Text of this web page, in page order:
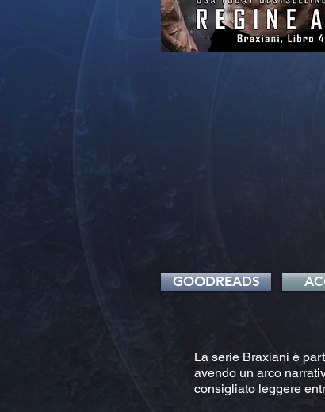
GOODREADS
La serie Braxiani è
avendo un arco
consigliato leggere